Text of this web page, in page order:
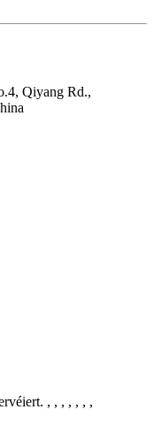
Qiyang Rd.,
, , , , , , ,